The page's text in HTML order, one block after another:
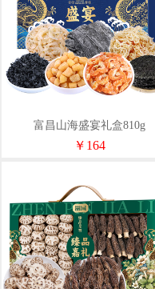
富昌山海盛宴礼盒810g
￥164